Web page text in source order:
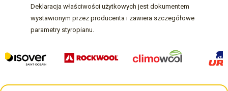
Deklaracja właściwości użytkowych jest dokumentem
wystawionym przez producenta i zawiera szczegółowe
parametry styropianu.